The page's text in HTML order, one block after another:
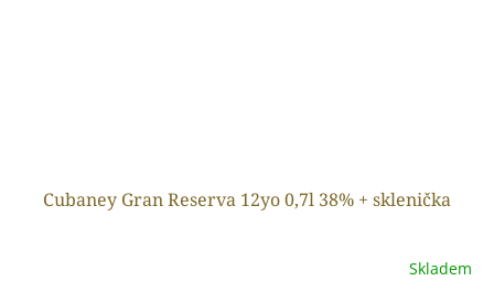
Cubaney Gran Reserva 12yo 0,7l 38% + sklenička
Skladem